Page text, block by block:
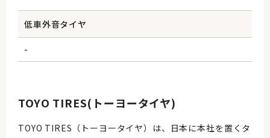
低車外音タイヤ
-
TOYO TIRES(トーヨータイヤ)
TOYO TIRES（トーヨータイヤ）は、日本に本社を置くタ